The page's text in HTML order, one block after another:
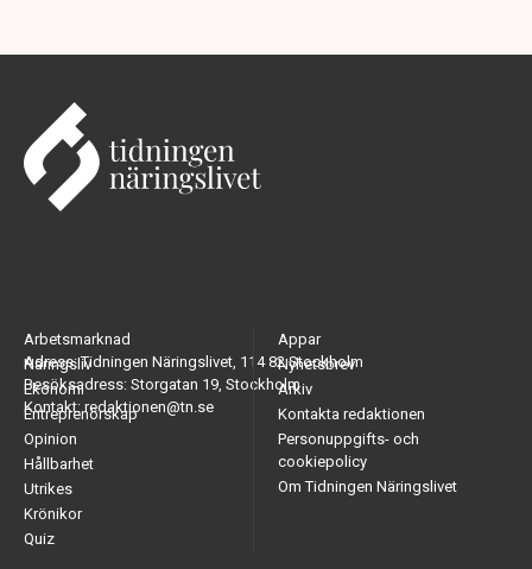
Adress: Tidningen Näringslivet, 114 82 Stockholm
Besöksadress: Storgatan 19, Stockholm
Kontakt: redaktionen@tn.se
Arbetsmarknad
Näringsliv
Ekonomi
Entreprenörskap
Opinion
Hållbarhet
Utrikes
Krönikor
Quiz
Appar
Nyhetsbrev
Arkiv
Kontakta redaktionen
Personuppgifts- och
cookiepolicy
Om Tidningen Näringslivet